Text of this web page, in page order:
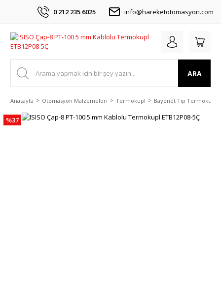
0 212 235 6025 info@hareketotomasyon.com
ARA
Anasayfa Otomasyon Malzemeleri Termokupl Bayonet Tip Termokupl
%37